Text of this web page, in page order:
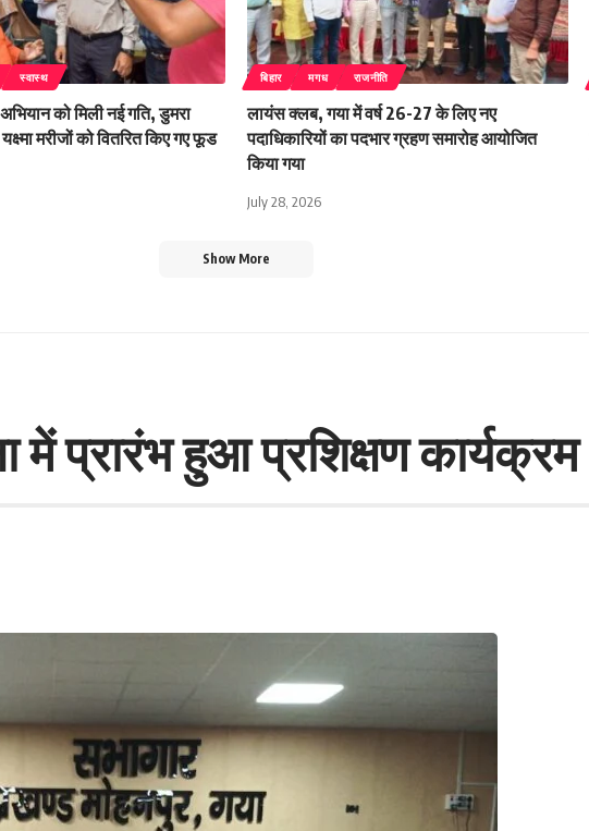
स्वास्थ
को मिली नई गति, डुमरा
मरीजों को वितरित किए गए फूड
बिहार मगध राजनीति
लायंस क्लब, गया में वर्ष 26-27 के लिए नए
पदाधिकारियों का पदभार ग्रहण समारोह आयोजित
किया गया
July 28, 2026
Show More
प्रारंभ हुआ प्रशिक्षण कार्यक्रम